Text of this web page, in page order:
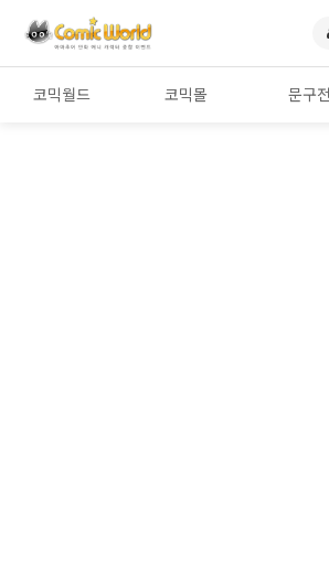
코믹월드 코믹몰 문구전